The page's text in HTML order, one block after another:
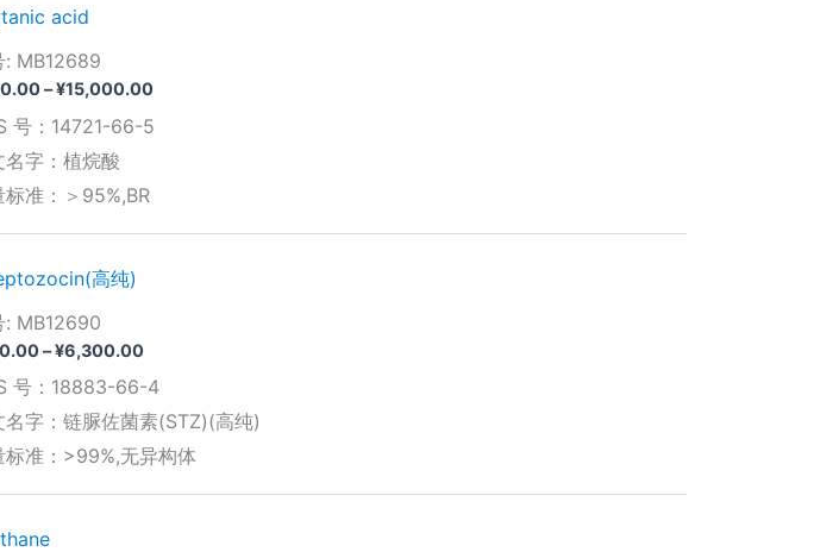
acid
: MB12689
–¥15,000.00价
范
号：14721-66-5
名字：植烷酸
标准：＞95%,BR
高纯)
: MB12690
–¥6,300.00价
范
围：
¥350.00
至
号：18883-66-4
名字：链脲佐菌素(STZ)(高纯)
标准：>99%,无异构体